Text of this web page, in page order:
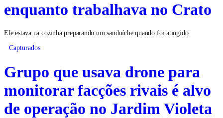
enquanto trabalhava no Crato
Ele estava na cozinha preparando um sanduíche quando foi atingido
Capturados
Grupo que usava drone para
monitorar facções rivais é alvo
de operação no Jardim Violeta